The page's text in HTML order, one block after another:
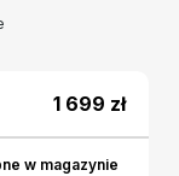
Tkanina
w dotyku.
wiele
1 699 zł
w magazynie